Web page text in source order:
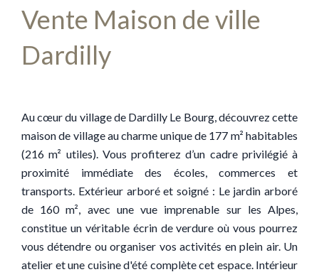
Vente Maison de ville
Dardilly
Au cœur du village de Dardilly Le Bourg, découvrez cette
maison de village au charme unique de 177 m² habitables
(216 m² utiles). Vous profiterez d’un cadre privilégié à
proximité immédiate des écoles, commerces et
transports. Extérieur arboré et soigné : Le jardin arboré
de 160 m², avec une vue imprenable sur les Alpes,
constitue un véritable écrin de verdure où vous pourrez
vous détendre ou organiser vos activités en plein air. Un
atelier et une cuisine d'été complète cet espace. Intérieur